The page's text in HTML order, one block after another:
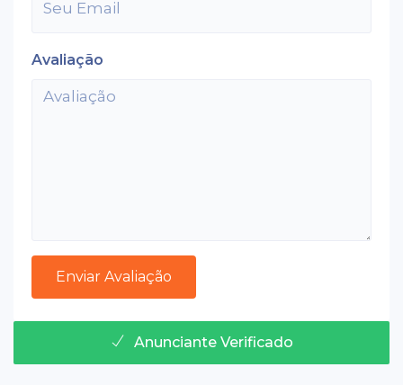
Avaliação
Anunciante Verificado